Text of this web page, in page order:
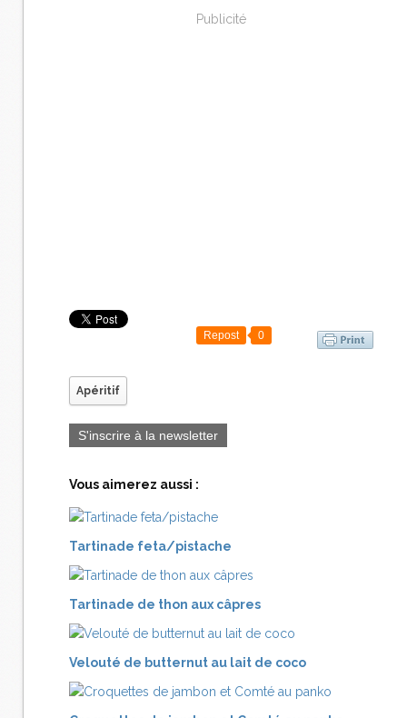
Publicité
Repost 0
Apéritif
S'inscrire à la newsletter
Vous aimerez aussi :
Tartinade feta/pistache
Tartinade de thon aux câpres
Velouté de butternut au lait de coco